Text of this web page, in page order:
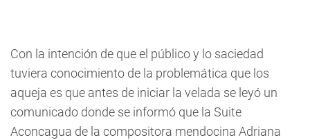
Con la intención de que el público y lo saciedad
tuviera conocimiento de la problemática que los
aqueja es que antes de iniciar la velada se leyó un
comunicado donde se informó que la Suite
Aconcagua de la compositora mendocina Adriana